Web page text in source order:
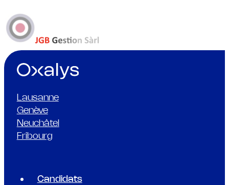
Lausanne
Genève
Neuchâtel
Fribourg
Candidats